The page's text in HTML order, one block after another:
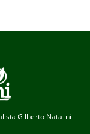
Gilberto Natalini